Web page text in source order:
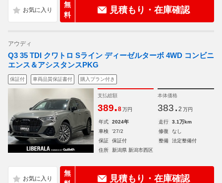
無
料
見積もり・在庫確認
アウディ
Q3 35 TDI クワトロ Sライン ディーゼルターボ 4WD コンビニ
エンス＆アシスタンスPKG
保証付 車両品質保証書付 購入プラン付き
支払総額
389.8 万円
本体価格
383. 2 万円
年式 2024年 走行
3.1万km
車検
'27/2 修復
なし
保証
保証付 整備
法定整備付
住所
新潟県 新潟市西区
無
見積もり・在庫確認